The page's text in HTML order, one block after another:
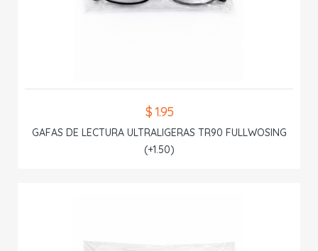
$ 1.95
GAFAS DE LECTURA ULTRALIGERAS TR90 FULLWOSING
(+1.50)